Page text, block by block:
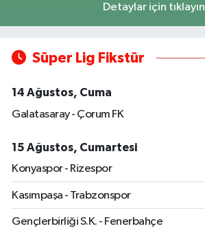
Detaylar için tıklayın
Süper Lig Fikstür
14 Ağustos, Cuma
Galatasaray - Çorum FK
15 Ağustos, Cumartesi
Konyaspor - Rizespor
Kasımpaşa - Trabzonspor
Gençlerbirliği S.K. - Fenerbahçe